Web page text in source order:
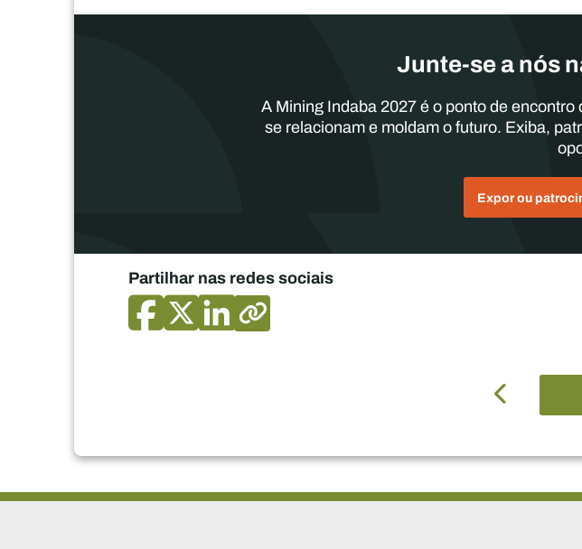
Junte-se a nós
A Mining Indaba 2027 é o ponto de
se relacionam e moldam o futuro. Exiba,
Expor ou
Partilhar nas redes sociais